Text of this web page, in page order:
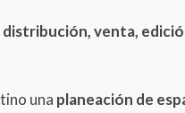
venta,
una planeación de